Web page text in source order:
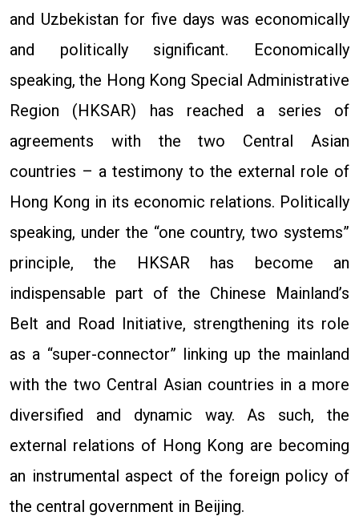
and Uzbekistan for five days was economically
and politically significant. Economically
speaking, the Hong Kong Special Administrative
Region (HKSAR) has reached a series of
agreements with the two Central Asian
countries – a testimony to the external role of
Hong Kong in its economic relations. Politically
speaking, under the “one country, two systems”
principle, the HKSAR has become an
indispensable part of the Chinese Mainland’s
Belt and Road Initiative, strengthening its role
as a “super-connector” linking up the mainland
with the two Central Asian countries in a more
diversified and dynamic way. As such, the
external relations of Hong Kong are becoming
an instrumental aspect of the foreign policy of
the central government in Beijing.